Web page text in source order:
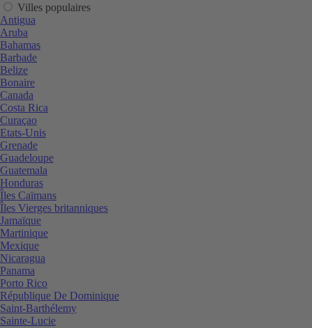
Villes populaires
Antigua
Aruba
Bahamas
Barbade
Belize
Bonaire
Canada
Costa Rica
Curaçao
Etats-Unis
Grenade
Guadeloupe
Guatemala
Honduras
Îles Caïmans
Îles Vierges britanniques
Jamaïque
Martinique
Mexique
Nicaragua
Panama
Porto Rico
République De Dominique
Saint-Barthélemy
Sainte-Lucie